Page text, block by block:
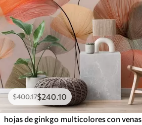
$400.17$240.10
hojas de ginkgo multicolores con venas